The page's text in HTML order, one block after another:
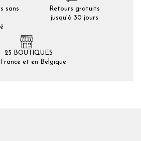
sans
Retours gratuits
jusqu'à 30 jours
25 BOUTIQUES
et en Belgique